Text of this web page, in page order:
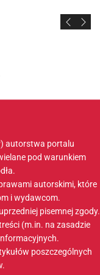
autorstwa portalu
pod warunkiem
autorskimi, które
i wydawcom.
pisemnej zgody.
(m.in. na zasadzie
poszczególnych